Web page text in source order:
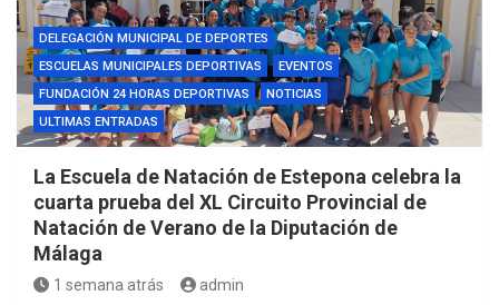
DELEGACIÓN MUNICIPAL DE DEPORTES
ESCUELAS MUNICIPALES DEPORTIVAS
EVENTOS
FUNDACIÓN 24 HORAS DEPORTIVAS
NOTICIAS
ULTIMAS ENTRADAS
La Escuela de Natación de Estepona celebra la
cuarta prueba del XL Circuito Provincial de
Natación de Verano de la Diputación de
Málaga
1 semana atrás admin